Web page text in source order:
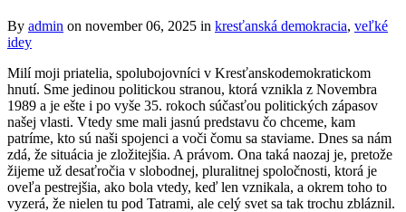
By admin on november 06, 2025 in kresťanská demokracia, veľké
idey
Milí moji priatelia, spolubojovníci v Kresťanskodemokratickom
hnutí. Sme jedinou politickou stranou, ktorá vznikla z Novembra
1989 a je ešte i po vyše 35. rokoch súčasťou politických zápasov
našej vlasti. Vtedy sme mali jasnú predstavu čo chceme, kam
patríme, kto sú naši spojenci a voči čomu sa staviame. Dnes sa nám
zdá, že situácia je zložitejšia. A právom. Ona taká naozaj je, pretože
žijeme už desaťročia v slobodnej, pluralitnej spoločnosti, ktorá je
oveľa pestrejšia, ako bola vtedy, keď len vznikala, a okrem toho to
vyzerá, že nielen tu pod Tatrami, ale celý svet sa tak trochu zbláznil.